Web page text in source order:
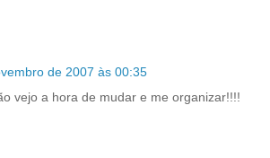
de 2007 às 00:35
vejo a hora de mudar e me organizar!!!!